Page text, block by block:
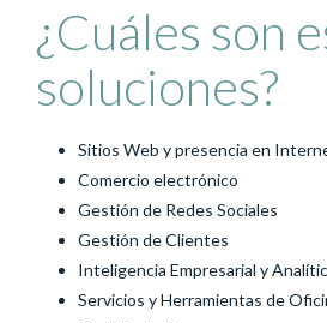
¿Cuáles son
soluciones?
Sitios Web y presencia en
Comercio electrónico
Gestión de Redes Sociales
Gestión de Clientes
Inteligencia Empresarial y
Servicios y Herramientas de